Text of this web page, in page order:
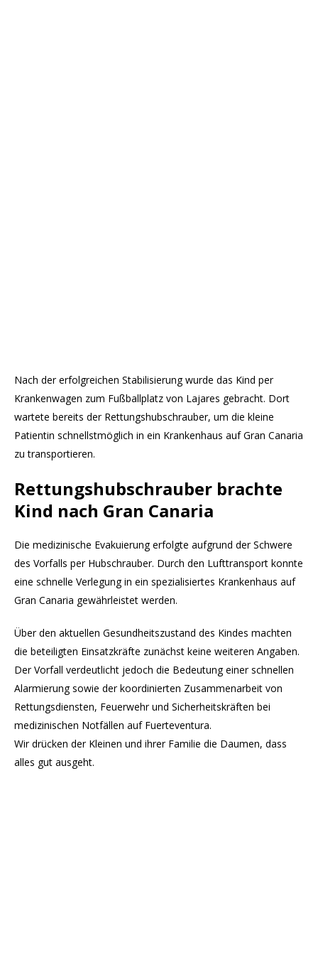
Nach der erfolgreichen Stabilisierung wurde das Kind per
Krankenwagen zum Fußballplatz von Lajares gebracht. Dort
wartete bereits der Rettungshubschrauber, um die kleine
Patientin schnellstmöglich in ein Krankenhaus auf Gran Canaria
zu transportieren.
Rettungshubschrauber brachte
Kind nach Gran Canaria
Die medizinische Evakuierung erfolgte aufgrund der Schwere
des Vorfalls per Hubschrauber. Durch den Lufttransport konnte
eine schnelle Verlegung in ein spezialisiertes Krankenhaus auf
Gran Canaria gewährleistet werden.
Über den aktuellen Gesundheitszustand des Kindes machten
die beteiligten Einsatzkräfte zunächst keine weiteren Angaben.
Der Vorfall verdeutlicht jedoch die Bedeutung einer schnellen
Alarmierung sowie der koordinierten Zusammenarbeit von
Rettungsdiensten, Feuerwehr und Sicherheitskräften bei
medizinischen Notfällen auf Fuerteventura.
Wir drücken der Kleinen und ihrer Familie die Daumen, dass
alles gut ausgeht.